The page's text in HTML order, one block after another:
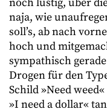
naja, wie
soll’s, ab nach
hoch und
sympathisch
Drogen für den
Schild »Need
»I need a dollar«